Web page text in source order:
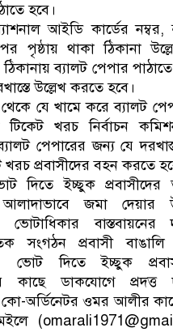
ডাকাতির
থানা পুলিশ
হবে।
আইডি কার্ডের
পৃষ্ঠায় থাকা ঠিকানা
ঠিকানায় ব্যালট পেপার
উল্লেখ করতে হবে।
থেকে যে খামে করে ব্যালট
খরচ নির্বাচন
পেপারের জন্য যে
খরচ প্রবাসীদের বহন করতে
দিতে ইচ্ছুক প্রবাসীদের
জমা দেয়ার
ভোটাধিকার
সংগঠন প্রবাসী
ভোট দিতে ইচ্ছুক
কাছে ডাকযোগে প্রদত্ত
কো-অর্ডিনেটর ওমর আলীর